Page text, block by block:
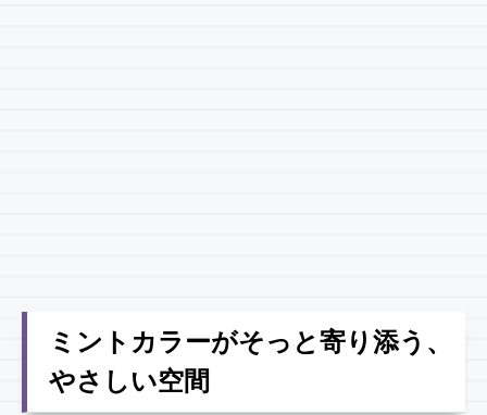
ミントカラーがそっと寄り添う、
やさしい空間